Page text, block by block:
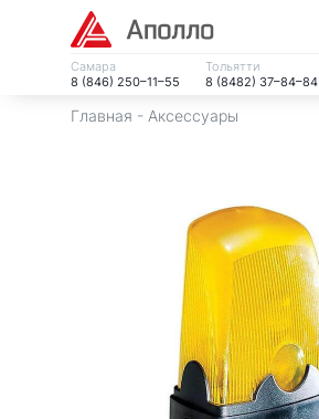
Самара
8 (846) 250–11–55
Тольятти
8 (8482) 37–84–84
Главная - Аксессуары